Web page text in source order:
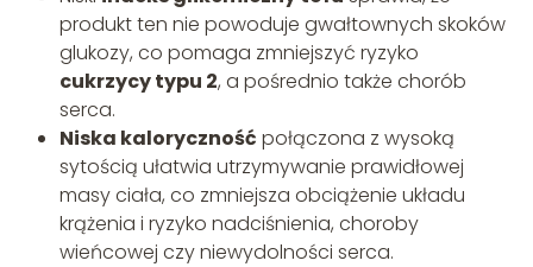
produkt ten nie powoduje gwałtownych skoków
glukozy, co pomaga zmniejszyć ryzyko
cukrzycy typu 2, a pośrednio także chorób
serca.
Niska kaloryczność połączona z wysoką
sytością ułatwia utrzymywanie prawidłowej
masy ciała, co zmniejsza obciążenie układu
krążenia i ryzyko nadciśnienia, choroby
wieńcowej czy niewydolności serca.